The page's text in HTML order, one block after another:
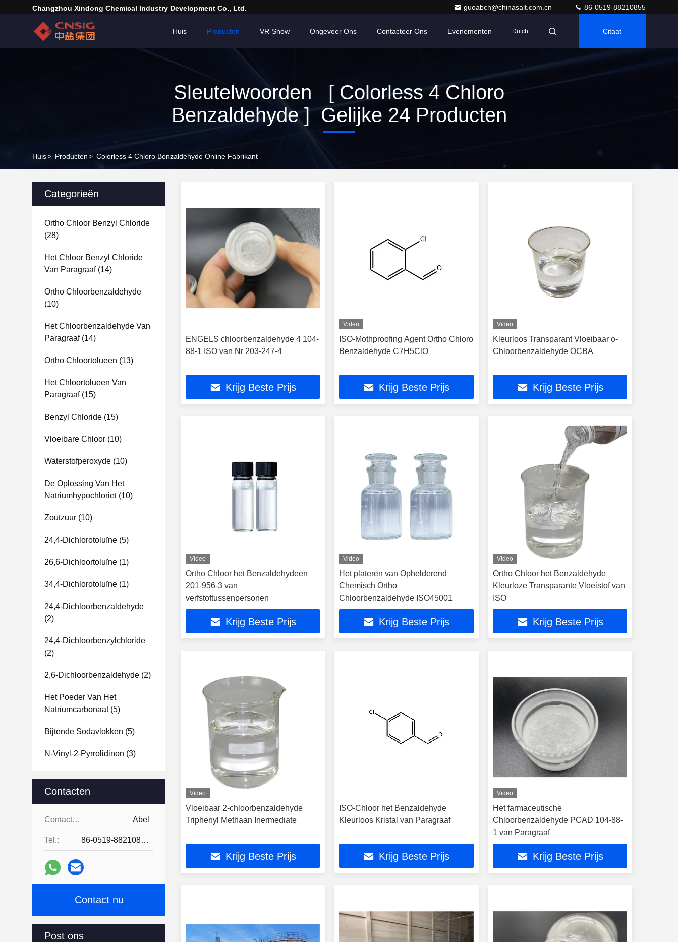
Changzhou Xindong Chemical Industry Development Co., Ltd. guoabch@chinasalt.com.cn 86-0519-88210855
Huis Producten VR-Show Ongeveer Ons Contacteer Ons Evenementen Dutch Citaat
Sleutelwoorden [ Colorless 4 Chloro
Benzaldehyde ] Gelijke 24 Producten
Huis> Producten> Colorless 4 Chloro Benzaldehyde Online Fabrikant
Categorieën
Ortho Chloor Benzyl Chloride
(28)
Het Chloor Benzyl Chloride
Van Paragraaf(14)
Ortho Chloorbenzaldehyde
(10)
Het Chloorbenzaldehyde Van
Paragraaf(14)
Ortho Chloortolueen (13)
Het Chloortolueen Van
Paragraaf(15)
Benzyl Chloride (15)
Vloeibare Chloor (10)
Waterstofperoxyde (10)
De Oplossing Van Het
Natriumhypochloriet(10)
Zoutzuur (10)
24,4-Dichlorotoluïne (5)
26,6-Dichloortoluïne (1)
34,4-Dichlorotoluïne (1)
24,4-Dichloorbenzaldehyde
(2)
24,4-Dichloorbenzylchloride
(2)
2,6-Dichloorbenzaldehyde (2)
Het Poeder Van Het
Natriumcarbonaat(5)
Bijtende Sodavlokken (5)
N-Vinyl-2-Pyrrolidinon (3)
Contacten
Contacten: Abel
Tel.: 86-0519-88210855
Contact nu
Post ons
ENGELS chloorbenzaldehyde 4 104-
88-1 ISO van Nr 203-247-4
Krijg Beste Prijs
Video
ISO-Mothproofing Agent Ortho Chloro
Benzaldehyde C7H5ClO
Krijg Beste Prijs
Video
Kleurloos Transparant Vloeibaar o-
Chloorbenzaldehyde OCBA
Krijg Beste Prijs
Video
Ortho Chloor het Benzaldehydeen
201-956-3 van
verfstoftussenpersonen
Krijg Beste Prijs
Video
Het plateren van Ophelderend
Chemisch Ortho
Chloorbenzaldehyde ISO45001
Krijg Beste Prijs
Video
Ortho Chloor het Benzaldehyde
Kleurloze Transparante Vloeistof van
ISO
Krijg Beste Prijs
Video
Vloeibaar 2-chloorbenzaldehyde
Triphenyl Methaan Inermediate
Krijg Beste Prijs
ISO-Chloor het Benzaldehyde
Kleurloos Kristal van Paragraaf
Krijg Beste Prijs
Video
Het farmaceutische
Chloorbenzaldehyde PCAD 104-88-
1 van Paragraaf
Krijg Beste Prijs